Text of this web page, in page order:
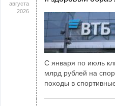
августа
2026
С января по июль
млрд рублей на
походы в